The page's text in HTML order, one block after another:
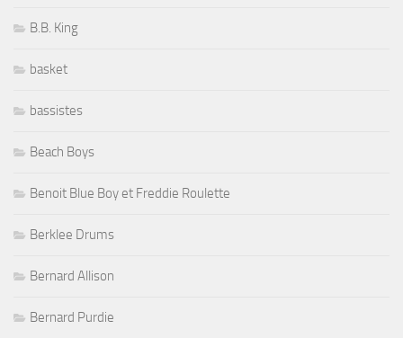
B.B. King
basket
bassistes
Beach Boys
Benoit Blue Boy et Freddie Roulette
Berklee Drums
Bernard Allison
Bernard Purdie